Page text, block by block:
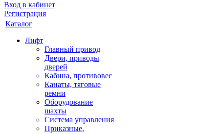
Вход в кабинет
Регистрация
Каталог
Лифт
Главный привод
Двери, приводы
дверей
Кабина, противовес
Канаты, тяговые
ремни
Оборудование
шахты
Система управления
Приказные,